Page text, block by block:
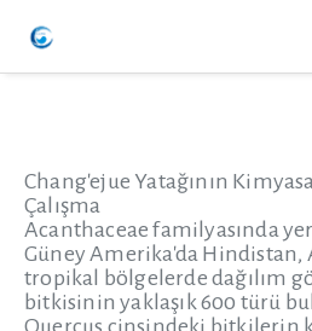
Chang'ejue Yatağının
Çalışma
Acanthaceae familyasında
Güney Amerika'da Hindistan,
tropikal bölgelerde dağılım
bitkisinin yaklaşık 600 türü
Quercus cinsindeki bitkilerin